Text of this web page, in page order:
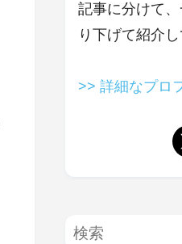
記事に分けて
り下げて紹介し
>> 詳細なプロ